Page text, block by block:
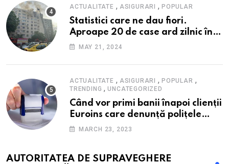
ACTUALITATE , ASIGURARI ,POPULAR
Statistici care ne dau fiori.
Aproape 20 de case ard zilnic în
România, iar pagubele au
nici 40 de lei pe lună
MAY 21, 2024
ACTUALITATE , ASIGURARI ,POPULAR ,
TRENDING ,UNCATEGORIZED
Când vor primi banii înapoi clienții
Euroins care denunță polițele
RCA? Toți pașii și toate termenele
MARCH 23, 2023
AUTORITATEA DE SUPRAVEGHERE